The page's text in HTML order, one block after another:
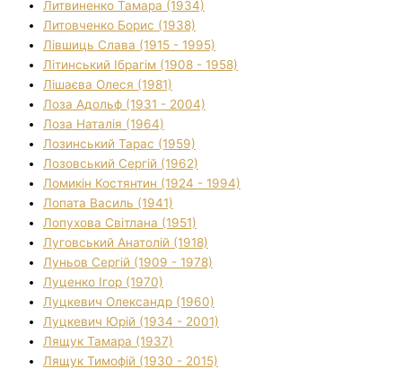
Литвиненко Тамара (1934)
Литовченко Борис (1938)
Лівшиць Слава (1915 - 1995)
Літинський Ібрагім (1908 - 1958)
Лішаєва Олеся (1981)
Лоза Адольф (1931 - 2004)
Лоза Наталія (1964)
Лозинський Тарас (1959)
Лозовський Сергій (1962)
Ломикін Костянтин (1924 - 1994)
Лопата Василь (1941)
Лопухова Світлана (1951)
Луговський Анатолій (1918)
Луньов Сергій (1909 - 1978)
Луценко Ігор (1970)
Луцкевич Олександр (1960)
Луцкевич Юрій (1934 - 2001)
Лящук Тамара (1937)
Лящук Тимофій (1930 - 2015)